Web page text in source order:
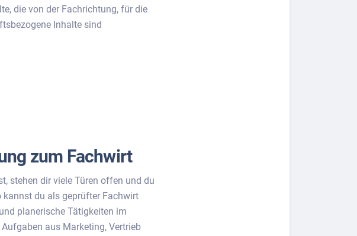
die von der Fachrichtung, für die
Inhalte sind
zum Fachwirt
stehen dir viele Türen offen und du
kannst du als geprüfter Fachwirt
planerische Tätigkeiten im
aus Marketing, Vertrieb